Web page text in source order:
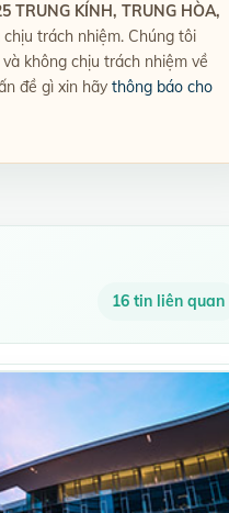
TRUNG KÍNH, TRUNG HÒA,
trách nhiệm. Chúng tôi
không chịu trách nhiệm về
đề gì xin hãy thông báo cho
16 tin liên quan